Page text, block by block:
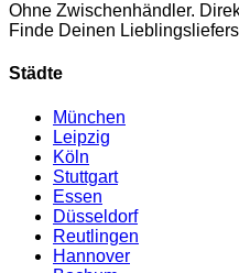
Ohne Zwischenhändler.
Finde Deinen
Städte
München
Leipzig
Köln
Stuttgart
Essen
Düsseldorf
Reutlingen
Hannover